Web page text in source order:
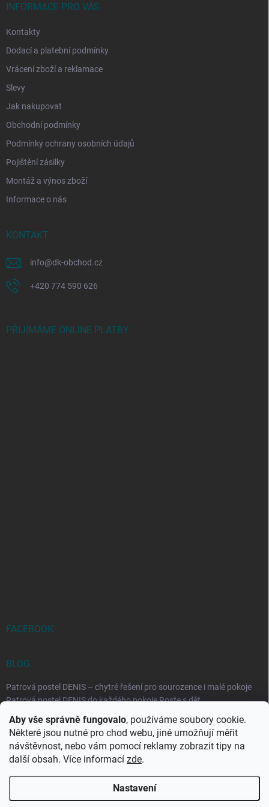
Aby vše správně fungovalo, používáme soubory cookie.
Některé jsou nutné pro chod webu, jiné umožňují měřit
návštěvnost, nebo vám pomocí reklamy zobrazit tipy na
další obsah. Více informací zde.
Nastavení
INFORMACE PRO VÁS
Kontakty
Dodací a platební podmínky
Vrácení zboží a reklamace
Slevy
Jak nakupovat
Obchodní podmínky
Podmínky ochrany osobních údajů
Pojištění zásilky
Montáž a výnos zboží
Informace o nás
KONTAKT
info@dk-obchod.cz
+420 774 590 626
PŘIJÍMÁME ONLINE PLATBY
FACEBOOK
BLOG
Patrová postel DENIS – chytré řešení pro sourozence i malé pokoje
Patrová postel DENIS do každého pokoje Roste s dět...
Rozkládací postele RELAX – ideální řešení pro malé prostory i
každodenní spaní
Rozkládací postel, která se přizpůsobí vašemu živo...